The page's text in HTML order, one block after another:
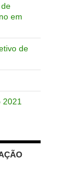
em
de
2021